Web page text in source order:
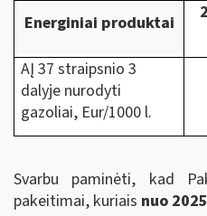
Energiniai produktai
AĮ 37 straipsnio 3
dalyje nurodyti
gazoliai, Eur/1000 l.
Svarbu paminėti, kad
pakeitimai, kuriais nuo